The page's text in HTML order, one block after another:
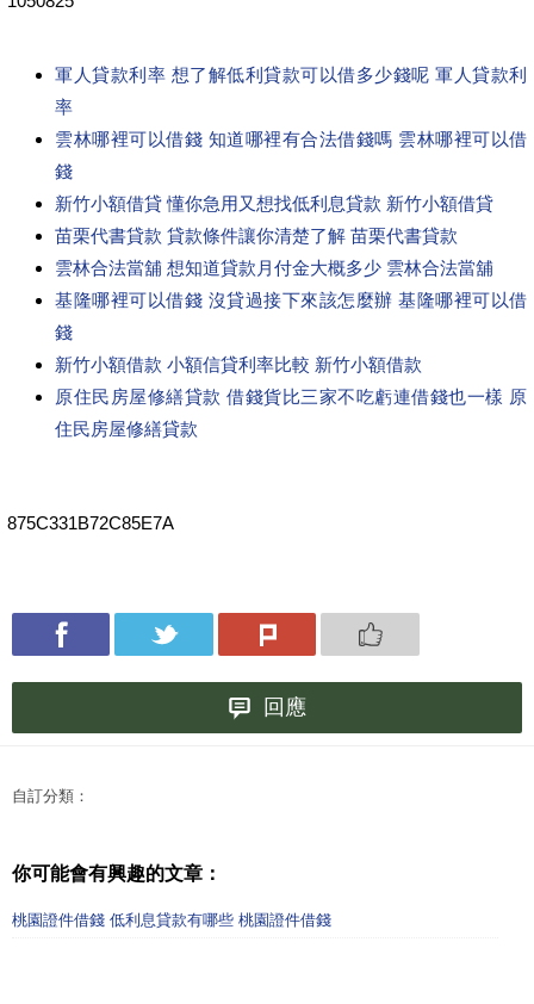
軍人貸款利率 想了解低利貸款可以借多少錢呢 軍人貸款利
率
雲林哪裡可以借錢 知道哪裡有合法借錢嗎 雲林哪裡可以借
錢
新竹小額借貸 懂你急用又想找低利息貸款 新竹小額借貸
苗栗代書貸款 貸款條件讓你清楚了解 苗栗代書貸款
雲林合法當舖 想知道貸款月付金大概多少 雲林合法當舖
基隆哪裡可以借錢 沒貸過接下來該怎麼辦 基隆哪裡可以借
錢
新竹小額借款 小額信貸利率比較 新竹小額借款
原住民房屋修繕貸款 借錢貨比三家不吃虧連借錢也一樣 原
住民房屋修繕貸款
875C331B72C85E7A
回應
自訂分類：
你可能會有興趣的文章：
桃園證件借錢 低利息貸款有哪些 桃園證件借錢